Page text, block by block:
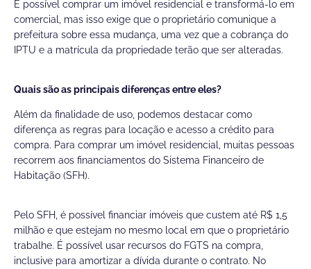
É possível comprar um imóvel residencial e transformá-lo em
comercial, mas isso exige que o proprietário comunique a
prefeitura sobre essa mudança, uma vez que a cobrança do
IPTU e a matrícula da propriedade terão que ser alteradas.
Quais são as principais diferenças entre eles?
Além da finalidade de uso, podemos destacar como
diferença as regras para locação e acesso a crédito para
compra. Para comprar um imóvel residencial, muitas pessoas
recorrem aos financiamentos do Sistema Financeiro de
Habitação (SFH).
Pelo SFH, é possível financiar imóveis que custem até R$ 1,5
milhão e que estejam no mesmo local em que o proprietário
trabalhe. É possível usar recursos do FGTS na compra,
inclusive para amortizar a dívida durante o contrato. No